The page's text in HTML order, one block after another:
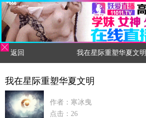
返回 我在星际重塑华夏文明
我在星际重塑华夏文明
作者：寒冰曳
点击：26